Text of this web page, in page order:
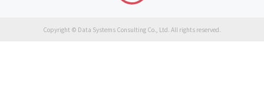
Copyright © Data Systems Consulting Co., Ltd. All rights reserved.